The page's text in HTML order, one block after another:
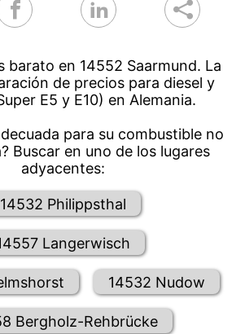
barato en 14552 Saarmund. La
de precios para diesel y
E5 y E10) en Alemania.
para su combustible no
Buscar en uno de los lugares
adyacentes:
14532 Philippsthal
Langerwisch
14532 Nudow
Bergholz-Rehbrücke